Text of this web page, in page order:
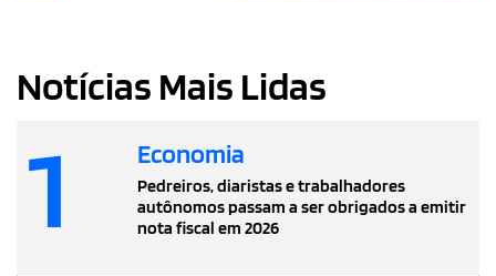
Notícias Mais Lidas
1 Economia
Pedreiros, diaristas e trabalhadores
autônomos passam a ser obrigados a emitir
nota fiscal em 2026